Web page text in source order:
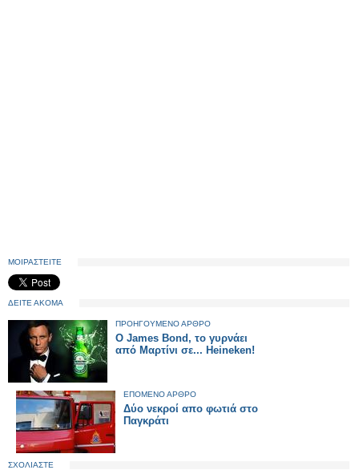
ΜΟΙΡΑΣΤΕΙΤΕ
ΔΕΙΤΕ ΑΚΟΜΑ
ΠΡΟΗΓΟΥΜΕΝΟ ΑΡΘΡΟ
Ο James Bond, το γυρνάει
από Μαρτίνι σε... Heineken!
ΕΠΟΜΕΝΟ ΑΡΘΡΟ
Δύο νεκροί απο φωτιά στο
Παγκράτι
ΣΧΟΛΙΑΣΤΕ